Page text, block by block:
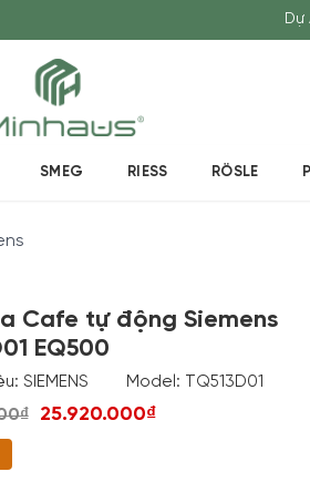
Dự
SMEG RIESS RÖSLE
Cafe tự động Siemens
EQ500
SIEMENS Model: TQ513D01
25.920.000₫